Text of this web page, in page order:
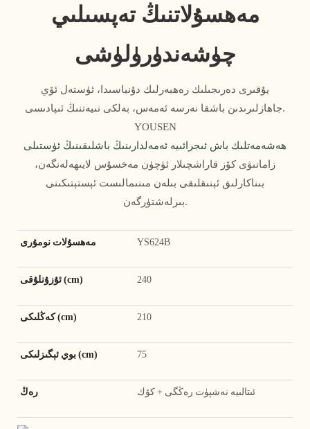
مەھسۇلاتنىڭ تەپسىلىي
چۈشەندۈرۈلۈشى
يۇقىرى دەرىجىلىك رەھبەرلىك دۇنياسىدا، ئۈستەل ئۆي
جاھازلىرىدىن باشقا نەرسە ئەمەس، بەلكى نىيەتنىڭ ئىپادىسى.
YOUSEN
ھەشەمەتلىك باش ئىجرائىيە ئەمەلدارىنىڭ باشلىقىنىڭ ئۈستىلى
زامانىۋى كۆز قاراشچىلار ئۈچۈن مەخسۇس لايىھەلەنگەن،
بىناكارلىق ئېنىقلىقى بىلەن مىنىمالىست ئېستېتىكىنى
بىرلەشتۈرگەن.
مەھسۇلات نومۇرى YS624B
ئۇزۇنلۇقى (cm) 240
كەڭلىكى (cm) 210
بوي ئېگىزلىكى (cm) 75
رەڭ ئىتالىيە نەشپۈت رەڭگى + كۆك